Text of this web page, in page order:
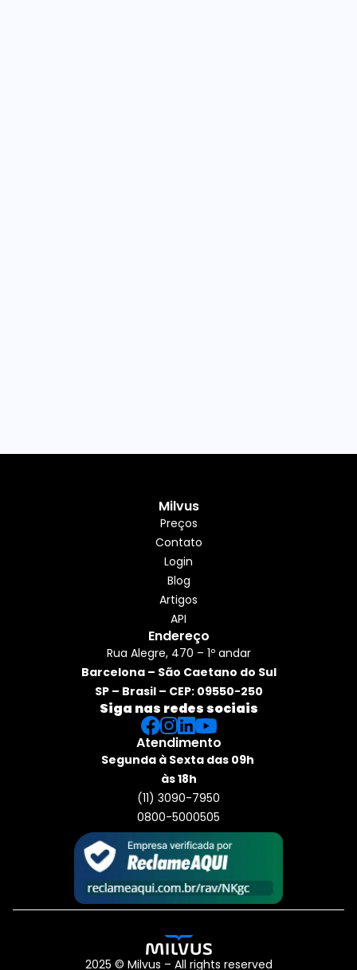
Milvus
Preços
Contato
Login
Blog
Artigos
API
Endereço
Rua Alegre, 470 – 1º andar
Barcelona – São Caetano do Sul
SP – Brasil – CEP: 09550-250
Siga nas redes sociais
Atendimento
Segunda à Sexta das 09h
às 18h
(11) 3090-7950
0800-5000505
2025 © Milvus – All rights reserved